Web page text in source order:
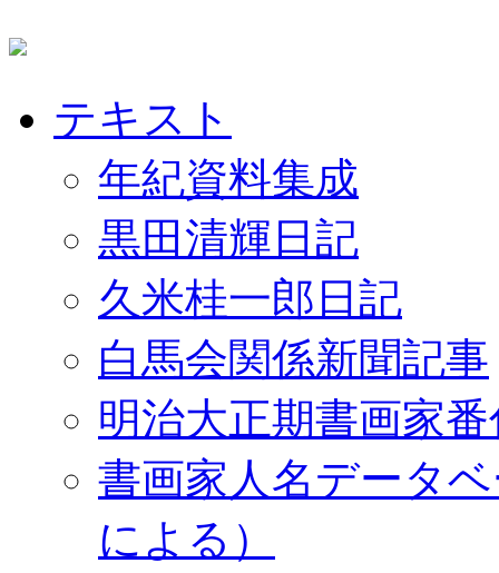
テキスト
年紀資料集成
黒田清輝日記
久米桂一郎日記
白馬会関係新聞記事
明治大正期書画家
書画家人名データ
による）